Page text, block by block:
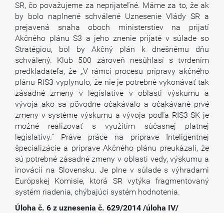
SR, čo považujeme za neprijateľné. Máme za to, že ak
by bolo naplnené schválené Uznesenie Vlády SR a
prejavená snaha oboch ministerstiev na prijatí
Akčného plánu S3 a jeho znenie prijaté v súlade so
Stratégiou, bol by Akčný plán k dnešnému dňu
schválený. Klub 500 zároveň nesúhlasí s tvrdením
predkladateľa, že „V rámci procesu prípravy akčného
plánu RIS3 vyplynulo, že nie je potrebné vykonávať tak
zásadné zmeny v legislatíve v oblasti výskumu a
vývoja ako sa pôvodne očakávalo a očakávané prvé
zmeny v systéme výskumu a vývoja podľa RIS3 SK je
možné realizovať s využitím súčasnej platnej
legislatívy.“ Práve práce na príprave Inteligentnej
špecializácie a príprave Akčného plánu preukázali, že
sú potrebné zásadné zmeny v oblasti vedy, výskumu a
inovácií na Slovensku. Je plne v súlade s výhradami
Európskej Komisie, ktorá SR vytýka fragmentovaný
systém riadenia, chýbajúci systém hodnotenia.
Úloha č. 6 z uznesenia č. 629/2014 /úloha IV/